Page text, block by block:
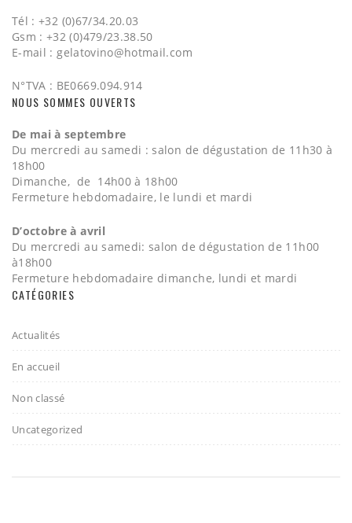
Tél : +32 (0)67/34.20.03
Gsm : +32 (0)479/23.38.50
E-mail : gelatovino@hotmail.com
N°TVA : BE0669.094.914
NOUS SOMMES OUVERTS
De mai à septembre
Du mercredi au samedi : salon de dégustation de 11h30 à
18h00
Dimanche, de 14h00 à 18h00
Fermeture hebdomadaire, le lundi et mardi
D’octobre à avril
Du mercredi au samedi: salon de dégustation de 11h00
à18h00
Fermeture hebdomadaire dimanche, lundi et mardi
CATÉGORIES
Actualités
En accueil
Non classé
Uncategorized